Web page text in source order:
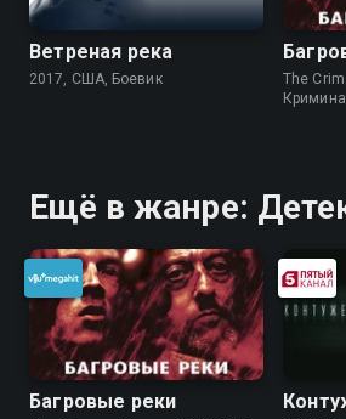
Ветреная река
2017, США, Боевик
The
Ещё в жанре:
Багровые реки